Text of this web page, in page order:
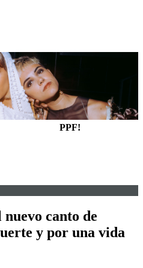
PPF!
nuevo canto de
y por una vida